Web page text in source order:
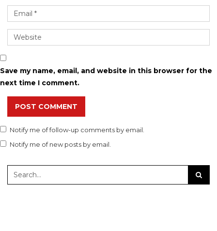
Save my name, email, and website in this browser for the
next time I comment.
POST COMMENT
Notify me of follow-up comments by email.
Notify me of new posts by email.